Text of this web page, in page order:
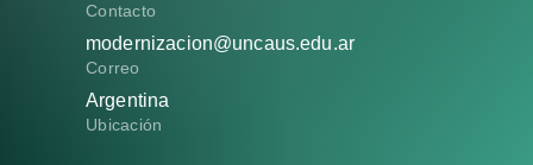
Contacto
modernizacion@uncaus.edu.ar
Correo
Argentina
Ubicación